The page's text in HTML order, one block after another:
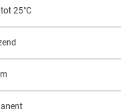
tot 25°C